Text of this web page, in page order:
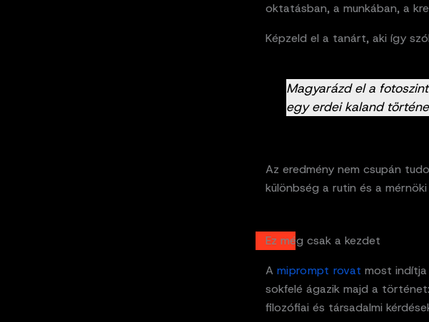
oktatásban, a munkában, a
Képzeld el a tanárt, aki így
Magyarázd el a
egy erdei kaland
Az eredmény nem csupán
különbség a rutin és a
Ez még csak a kezdet
A miprompt rovat most
sokfelé ágazik majd a
filozófiai és társadalmi